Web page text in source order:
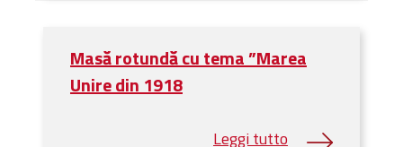
Masă rotundă cu tema ”Marea
Unire din 1918